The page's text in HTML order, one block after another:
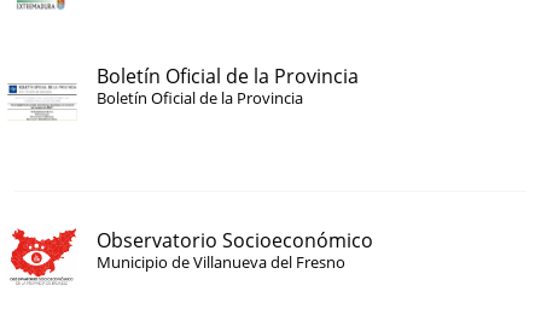
Boletín Oficial de la Provincia
Boletín Oficial de la Provincia
Observatorio Socioeconómico
Municipio de Villanueva del Fresno